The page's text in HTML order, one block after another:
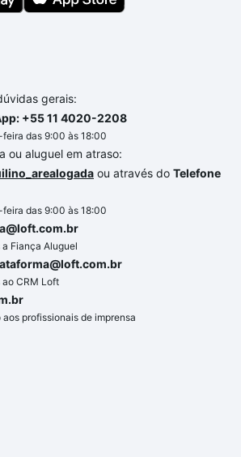
gerais:
+55 11 4020-2208
das 9:00 às 18:00
ou aluguel em atraso:
ou através do Telefone
das 9:00 às 18:00
Fiança Aluguel
CRM Loft
profissionais de imprensa